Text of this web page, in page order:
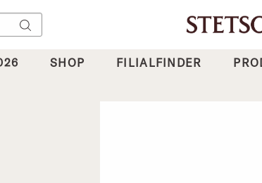
SHOP FILIALFINDER